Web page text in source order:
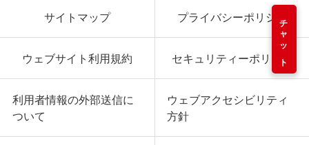
チャット
サイトマップ プライバシーポリシー
ウェブサイト利用規約 セキュリティーポリシー
利用者情報の外部送信に
ついて
ウェブアクセシビリティ
方針